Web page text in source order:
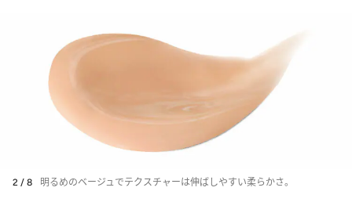
2 / 8 明るめのベージュでテクスチャーは伸ばしやすい柔らかさ。